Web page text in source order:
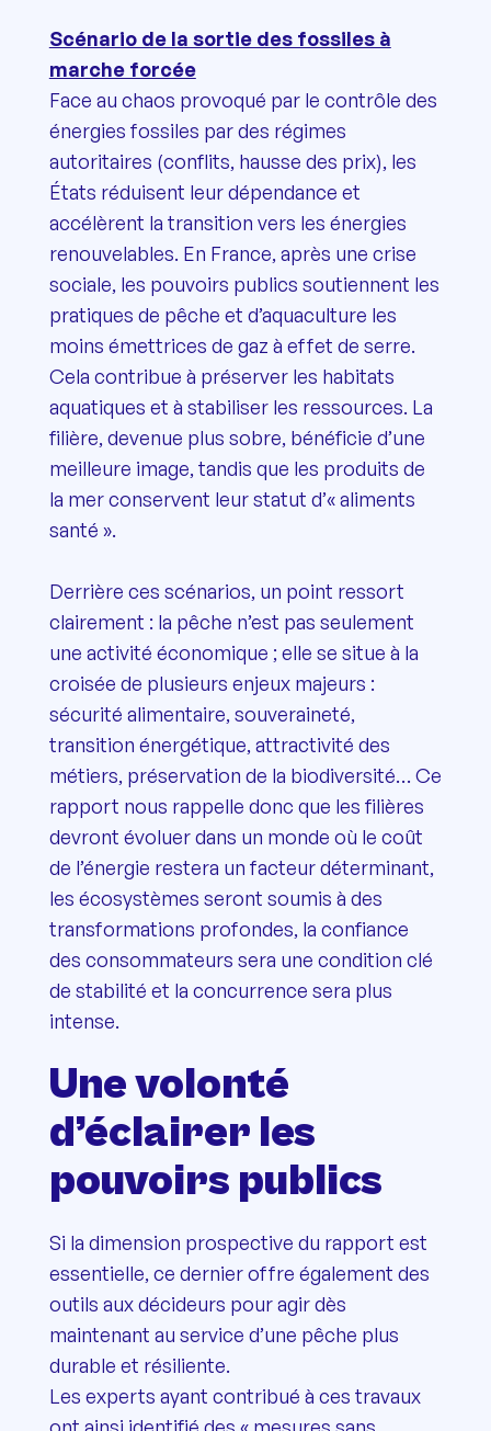
Scénario de la sortie des fossiles à
marche forcée
Face au chaos provoqué par le contrôle des
énergies fossiles par des régimes
autoritaires (conflits, hausse des prix), les
États réduisent leur dépendance et
accélèrent la transition vers les énergies
renouvelables. En France, après une crise
sociale, les pouvoirs publics soutiennent les
pratiques de pêche et d’aquaculture les
moins émettrices de gaz à effet de serre.
Cela contribue à préserver les habitats
aquatiques et à stabiliser les ressources. La
filière, devenue plus sobre, bénéficie d’une
meilleure image, tandis que les produits de
la mer conservent leur statut d’« aliments
santé ».
Derrière ces scénarios, un point ressort
clairement : la pêche n’est pas seulement
une activité économique ; elle se situe à la
croisée de plusieurs enjeux majeurs :
sécurité alimentaire, souveraineté,
transition énergétique, attractivité des
métiers, préservation de la biodiversité… Ce
rapport nous rappelle donc que les filières
devront évoluer dans un monde où le coût
de l’énergie restera un facteur déterminant,
les écosystèmes seront soumis à des
transformations profondes, la confiance
des consommateurs sera une condition clé
de stabilité et la concurrence sera plus
intense.
Une volonté
d’éclairer les
pouvoirs publics
Si la dimension prospective du rapport est
essentielle, ce dernier offre également des
outils aux décideurs pour agir dès
maintenant au service d’une pêche plus
durable et résiliente.
Les experts ayant contribué à ces travaux